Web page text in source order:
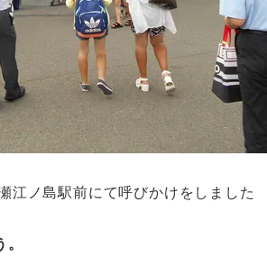
江ノ島駅前にて呼びかけをしました